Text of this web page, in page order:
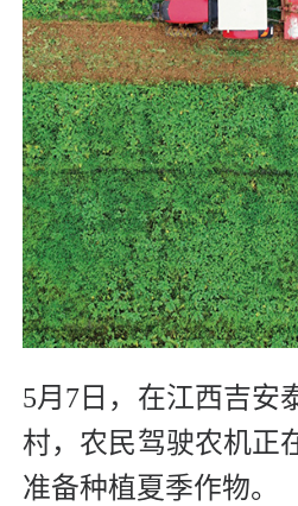
5月7日，在江西吉安
村，农民驾驶农机正
准备种植夏季作物。